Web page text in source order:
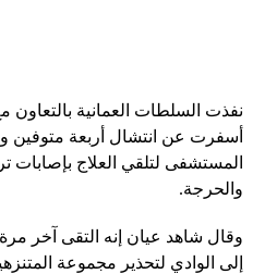
نفذت السلطات العمانية بالتعاون
أسفرت عن انتشال أربعة متوفين
المستشفى لتلقي العلاج بإصابات
والحرجة.
وقال شاهد عيان إنه التقى آخر مرة
إلى الوادي لتحذير مجموعة